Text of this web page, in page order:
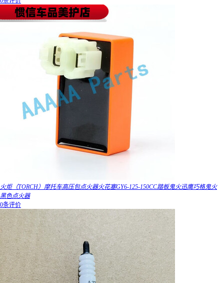
火炬（TORCH）摩托车高压包点火器火花塞GY6-125-150CC踏板鬼火迅鹰巧格鬼火
黑色点火器
0条评价